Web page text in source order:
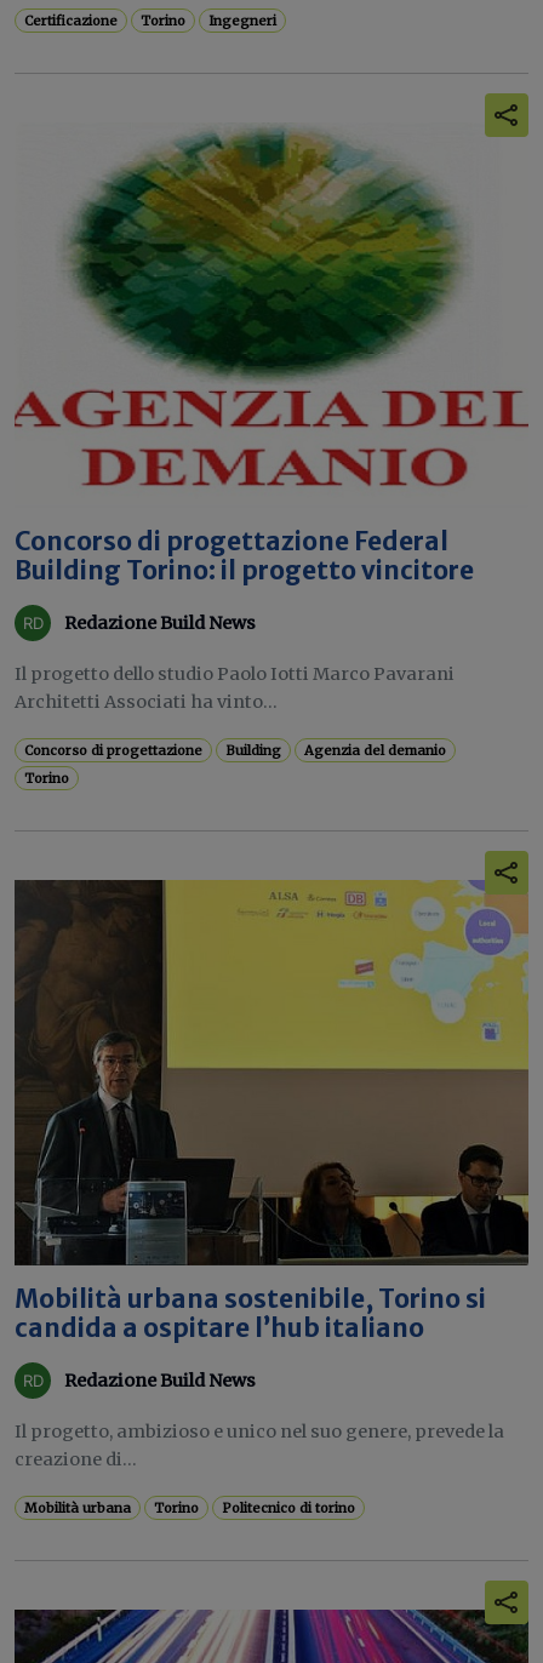
Certificazione Torino Ingegneri
Concorso di progettazione Federal
Building Torino: il progetto vincitore
Redazione Build News
Il progetto dello studio Paolo Iotti Marco Pavarani
Architetti Associati ha vinto...
Concorso di progettazione Building
Agenzia del demanio
Torino
Mobilità urbana sostenibile, Torino si
candida a ospitare l’hub italiano
Redazione Build News
Il progetto, ambizioso e unico nel suo genere, prevede la
creazione di...
Mobilità urbana Torino Politecnico di torino